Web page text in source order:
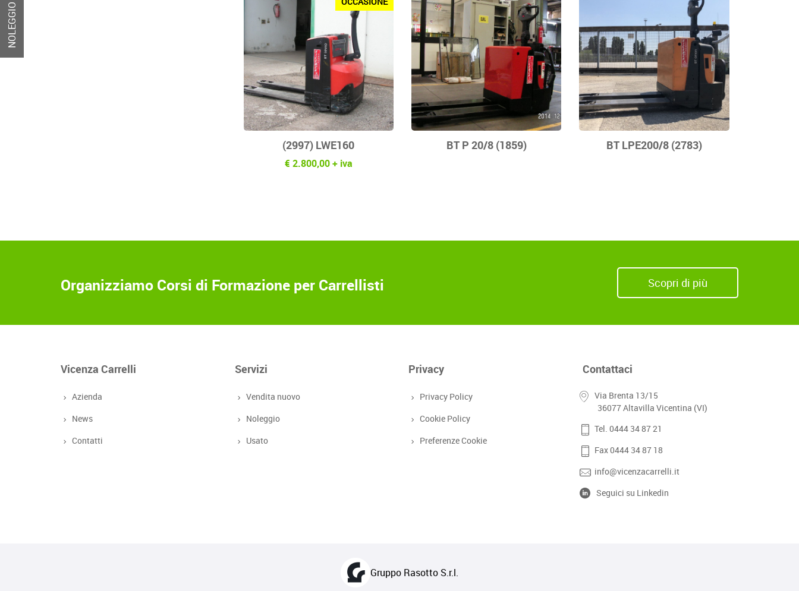
(2997) LWE160
€ 2.800,00 + iva
BT P 20/8 (1859) BT LPE200/8 (2783)
Organizziamo Corsi di Formazione per Carrellisti Scopri di più
Vicenza Carrelli
Azienda
News
Contatti
Servizi
Vendita nuovo
Noleggio
Usato
Privacy
Privacy Policy
Cookie Policy
Preferenze Cookie
Contattaci
Via Brenta 13/15
36077 Altavilla Vicentina (VI)
Tel. 0444 34 87 21
Fax 0444 34 87 18
info@vicenzacarrelli.it
Seguici su Linkedin
Gruppo Rasotto S.r.l.
NOLEGGIO